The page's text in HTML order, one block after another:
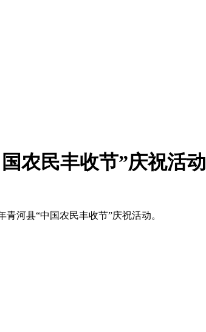
农民丰收节”庆祝活动
青河县“中国农民丰收节”庆祝活动。